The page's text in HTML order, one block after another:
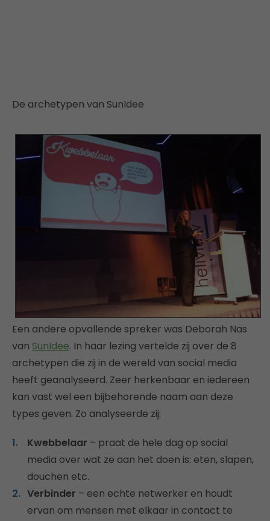
De archetypen van SunIdee
Een andere opvallende spreker was Deborah Nas
van SunIdee. In haar lezing vertelde zij over de 8
archetypen die zij in de wereld van social media
heeft geanalyseerd. Zeer herkenbaar en iedereen
kan vast wel een bijbehorende naam aan deze
types geven. Zo analyseerde zij:
Kwebbelaar – praat de hele dag op social
media over wat ze aan het doen is: eten, slapen,
douchen etc.
Verbinder – een echte netwerker en houdt
ervan om mensen met elkaar in contact te